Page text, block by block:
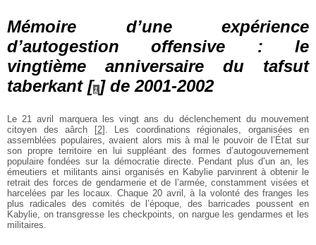
Mémoire d’une expérience
d’autogestion offensive : le
vingtième anniversaire du tafsut
taberkant[1 ]de 2001-2002
Le 21 avril marquera les vingt ans du déclenchement du mouvement
citoyen des aârch [2] . Les coordinations régionales, organisées en
assemblées populaires, avaient alors mis à mal le pouvoir de l’État sur
son propre territoire en lui suppléant des formes d’autogouvernement
populaire fondées sur la démocratie directe. Pendant plus d’un an, les
émeutiers et militants ainsi organisés en Kabylie parvinrent à obtenir le
retrait des forces de gendarmerie et de l’armée, constamment visées et
harcelées par les locaux. Chaque 20 avril, à la volonté des franges les
plus radicales des comités de l’époque, des barricades poussent en
Kabylie, on transgresse les checkpoints, on nargue les gendarmes et les
militaires.